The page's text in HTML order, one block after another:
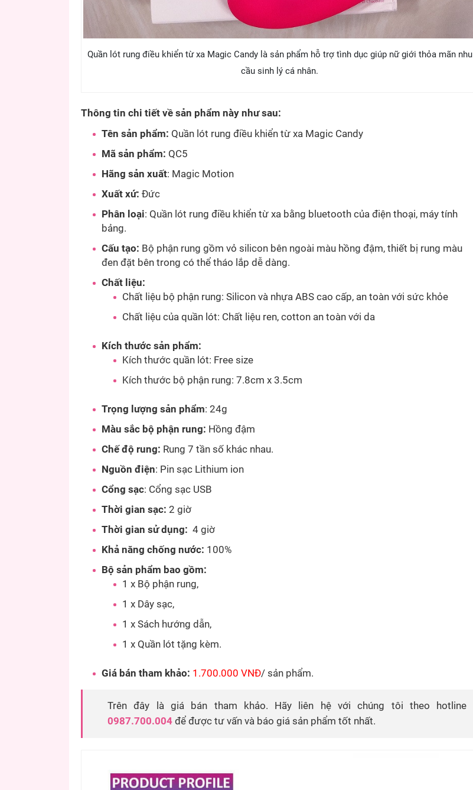
Quần lót rung điều khiển từ xa Magic Candy là sản phẩm hỗ trợ tình dục giúp nữ giới thỏa mãn nhu
cầu sinh lý cá nhân.
Thông tin chi tiết về sản phẩm này như sau:
Tên sản phẩm: Quần lót rung điều khiển từ xa Magic Candy
Mã sản phẩm: QC5
Hãng sản xuất: Magic Motion
Xuất xứ: Đức
Phân loại: Quần lót rung điều khiển từ xa bằng bluetooth của điện thoại, máy tính
bảng.
Cấu tạo: Bộ phận rung gồm vỏ silicon bên ngoài màu hồng đậm, thiết bị rung màu
đen đặt bên trong có thể tháo lắp dễ dàng.
Chất liệu:
Chất liệu bộ phận rung: Silicon và nhựa ABS cao cấp, an toàn với sức khỏe
Chất liệu của quần lót: Chất liệu ren, cotton an toàn với da
Kích thước sản phẩm:
Kích thước quần lót: Free size
Kích thước bộ phận rung: 7.8cm x 3.5cm
Trọng lượng sản phẩm: 24g
Màu sắc bộ phận rung: Hồng đậm
Chế độ rung: Rung 7 tần số khác nhau.
Nguồn điện: Pin sạc Lithium ion
Cổng sạc: Cổng sạc USB
Thời gian sạc: 2 giờ
Thời gian sử dụng: 4 giờ
Khả năng chống nước: 100%
Bộ sản phẩm bao gồm:
1 x Bộ phận rung,
1 x Dây sạc,
1 x Sách hướng dẫn,
1 x Quần lót tặng kèm.
Giá bán tham khảo: 1.700.000 VNĐ/ sản phẩm.
Trên đây là giá bán tham khảo. Hãy liên hệ với chúng tôi theo hotline
0987.700.004 để được tư vấn và báo giá sản phẩm tốt nhất.